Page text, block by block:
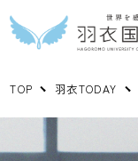
TOP 羽衣TODAY